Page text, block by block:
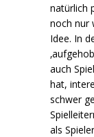
natürlich
noch nur
Idee. In
auch
hat,
schwer
als